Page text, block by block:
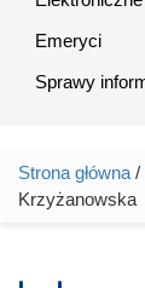
Emeryci
Sprawy
Jesteś
Strona główna /
Krzyżanowska